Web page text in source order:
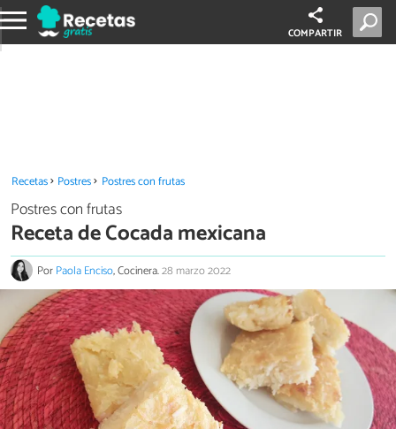
COMPARTIR
Recetas Postres Postres con frutas
Postres con frutas
Receta de Cocada mexicana
PorPaola Enciso, Cocinera.28 marzo 2022